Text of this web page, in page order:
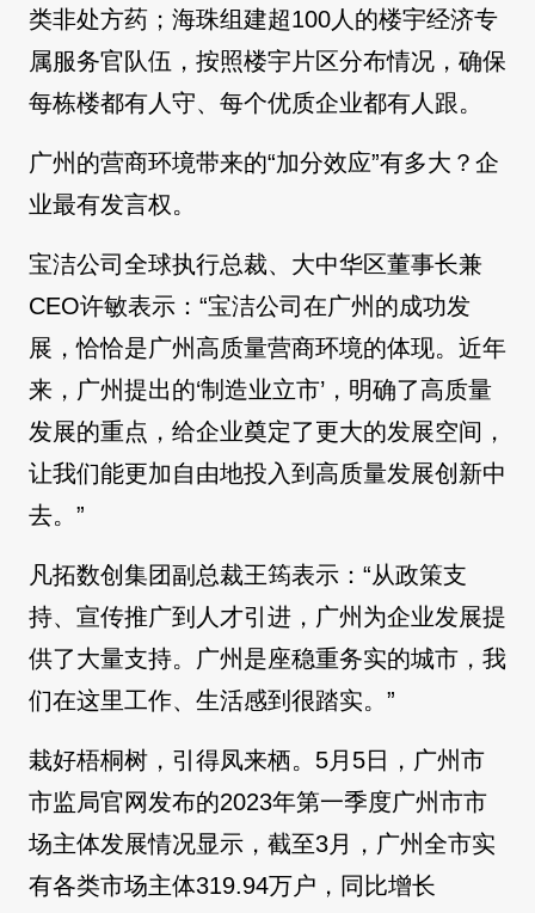
类非处方药；海珠组建超100人的楼宇经济专
属服务官队伍，按照楼宇片区分布情况，确保
每栋楼都有人守、每个优质企业都有人跟。
广州的营商环境带来的“加分效应”有多大？企
业最有发言权。
宝洁公司全球执行总裁、大中华区董事长兼
CEO许敏表示：“宝洁公司在广州的成功发
展，恰恰是广州高质量营商环境的体现。近年
来，广州提出的‘制造业立市’，明确了高质量
发展的重点，给企业奠定了更大的发展空间，
让我们能更加自由地投入到高质量发展创新中
去。”
凡拓数创集团副总裁王筠表示：“从政策支
持、宣传推广到人才引进，广州为企业发展提
供了大量支持。广州是座稳重务实的城市，我
们在这里工作、生活感到很踏实。”
栽好梧桐树，引得凤来栖。5月5日，广州市
市监局官网发布的2023年第一季度广州市市
场主体发展情况显示，截至3月，广州全市实
有各类市场主体319.94万户，同比增长